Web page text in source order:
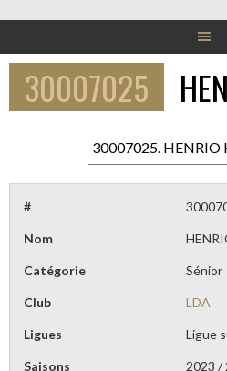
30007025
#
Nom
Catégorie Sénior
Club LDA
Ligues Ligue
Saisons 2023 /